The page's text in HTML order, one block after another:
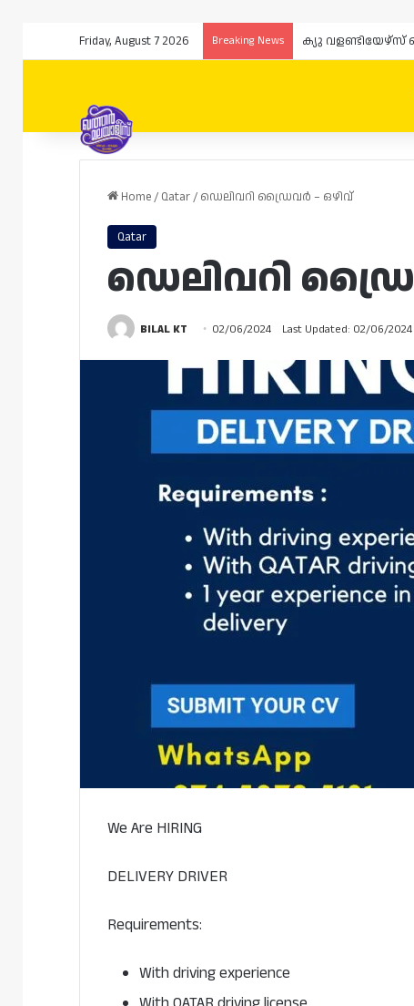
Friday, August 7 2026 Breaking News ക്യു വളണ്ടിയേഴ്‌സ്
Home/ Qatar/ ഡെലിവറി ഡ്രൈവർ – ഒഴിവ്
Qatar
ഡെലിവറി
BILAL KT 02/06/2024 Last Updated: 02/06/2024
We Are HIRING
DELIVERY DRIVER
Requirements:
With driving experience